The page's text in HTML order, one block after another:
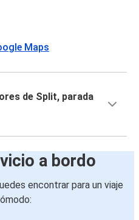
Maps
de Split, parada
a bordo
encontrar para un viaje